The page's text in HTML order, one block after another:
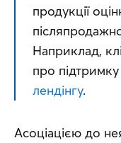
продукції
Наприклад,
лендінгу.
Асоціацією до